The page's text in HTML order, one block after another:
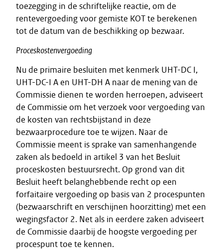
toezegging in de schriftelijke reactie, om de
rentevergoeding voor gemiste KOT te berekenen
tot de datum van de beschikking op bezwaar.
Proceskostenvergoeding
Nu de primaire besluiten met kenmerk UHT-DC I,
UHT-DC-I A en UHT-DH A naar de mening van de
Commissie dienen te worden herroepen, adviseert
de Commissie om het verzoek voor vergoeding van
de kosten van rechtsbijstand in deze
bezwaarprocedure toe te wijzen. Naar de
Commissie meent is sprake van samenhangende
zaken als bedoeld in artikel 3 van het Besluit
proceskosten bestuursrecht. Op grond van dit
Besluit heeft belanghebbende recht op een
forfaitaire vergoeding op basis van 2 procespunten
(bezwaarschrift en verschijnen hoorzitting) met een
wegingsfactor 2. Net als in eerdere zaken adviseert
de Commissie daarbij de hoogste vergoeding per
procespunt toe te kennen.